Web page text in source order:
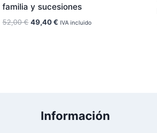
familia y sucesiones
52,00€ El
49,40€ El
IVA incluido
Información